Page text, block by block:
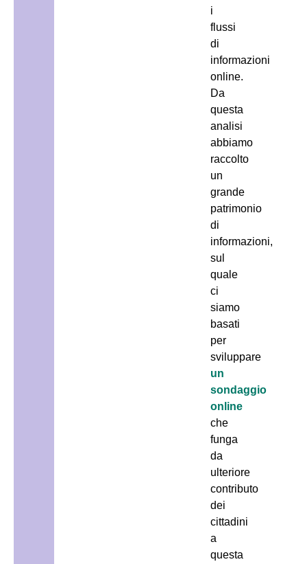
i
flussi
di
informazioni
online.
Da
questa
analisi
abbiamo
raccolto
un
grande
patrimonio
di
informazioni,
sul
quale
ci
siamo
basati
per
sviluppare
un
sondaggio
online
che
funga
da
ulteriore
contributo
dei
cittadini
a
questa